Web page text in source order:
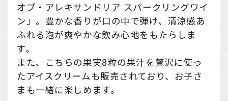
オブ・アレキサンドリア スパークリングワイ
ン」。豊かな香りが口の中で弾け、清涼感あ
ふれる泡が爽やかな飲み心地をもたらしま
す。
また、こちらの果実8粒の果汁を贅沢に使っ
たアイスクリームも販売されており、お子さ
まも一緒に楽しめます。